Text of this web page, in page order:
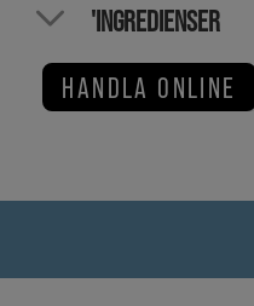
'INGREDIENSER
HANDLA ONLINE